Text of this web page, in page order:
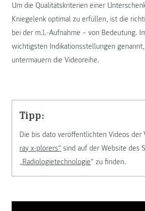
Um die Qualitätskriterien einer
Kniegelenk optimal zu erfüllen, ist die
bei der m.l.-Aufnahme – von Bedeutung.
wichtigsten Indikationsstellungen
untermauern die Videoreihe.
Tipp:
Die bis dato veröffentlichten Videos der
ray x-plorers“ sind auf der Website des
„Radiologietechnologie“ zu finden.